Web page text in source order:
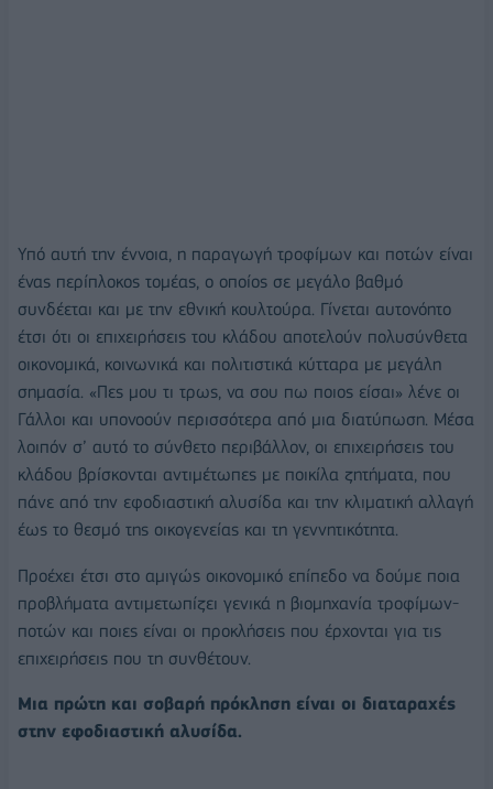
Υπό αυτή την έννοια, η παραγωγή τροφίμων και ποτών είναι
ένας περίπλοκος τομέας, ο οποίος σε μεγάλο βαθμό
συνδέεται και με την εθνική κουλτούρα. Γίνεται αυτονόητο
έτσι ότι οι επιχειρήσεις του κλάδου αποτελούν πολυσύνθετα
οικονομικά, κοινωνικά και πολιτιστικά κύτταρα με μεγάλη
σημασία. «Πες μου τι τρως, να σου πω ποιος είσαι» λένε οι
Γάλλοι και υπονοούν περισσότερα από μια διατύπωση. Μέσα
λοιπόν σ’ αυτό το σύνθετο περιβάλλον, οι επιχειρήσεις του
κλάδου βρίσκονται αντιμέτωπες με ποικίλα ζητήματα, που
πάνε από την εφοδιαστική αλυσίδα και την κλιματική αλλαγή
έως το θεσμό της οικογενείας και τη γεννητικότητα.
Προέχει έτσι στο αμιγώς οικονομικό επίπεδο να δούμε ποια
προβλήματα αντιμετωπίζει γενικά η βιομηχανία τροφίμων-
ποτών και ποιες είναι οι προκλήσεις που έρχονται για τις
επιχειρήσεις που τη συνθέτουν.
Μια πρώτη και σοβαρή πρόκληση είναι οι διαταραχές
στην εφοδιαστική αλυσίδα.